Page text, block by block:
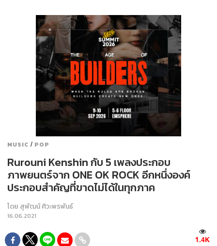
MUSIC / POP
Rurouni Kenshin กับ 5 เพลงประกอบ
ภาพยนตร์จาก ONE OK ROCK อีกหนึ่งองค์
ประกอบสำคัญที่ขาดไม่ได้ในทุกภาค
โดย สุพัฒน์ ศิวะพรพันธ์
16.06.2021
1.4K